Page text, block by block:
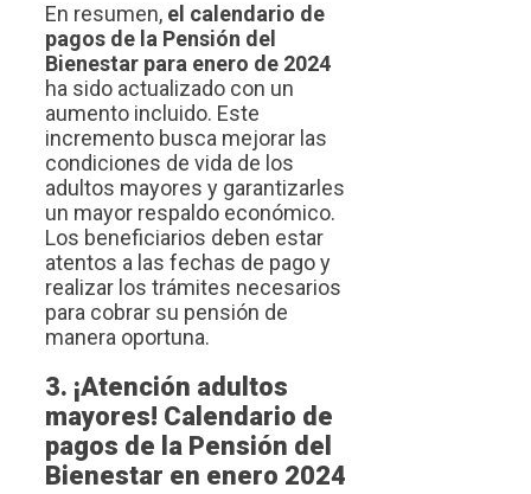
En resumen, el calendario de
pagos de la Pensión del
Bienestar para enero de 2024
ha sido actualizado con un
aumento incluido. Este
incremento busca mejorar las
condiciones de vida de los
adultos mayores y garantizarles
un mayor respaldo económico.
Los beneficiarios deben estar
atentos a las fechas de pago y
realizar los trámites necesarios
para cobrar su pensión de
manera oportuna.
3. ¡Atención adultos
mayores! Calendario de
pagos de la Pensión del
Bienestar en enero 2024